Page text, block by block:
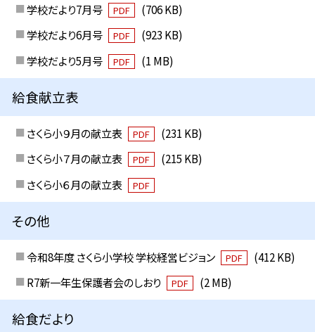
学校だより7月号 PDF
(706 KB)
学校だより6月号
PDF
(923 KB)
学校だより5月号
PDF (1 MB)
給食献立表
さくら小９月の献立表 PDF
(231 KB)
さくら小７月の献立表
PDF
(215 KB)
さくら小６月の献立表
PDF
その他
令和8年度 さくら小学校 学校経営ビジョン PDF
(412 KB)
R7新一年生保護者会のしおり
PDF (2 MB)
給食だより